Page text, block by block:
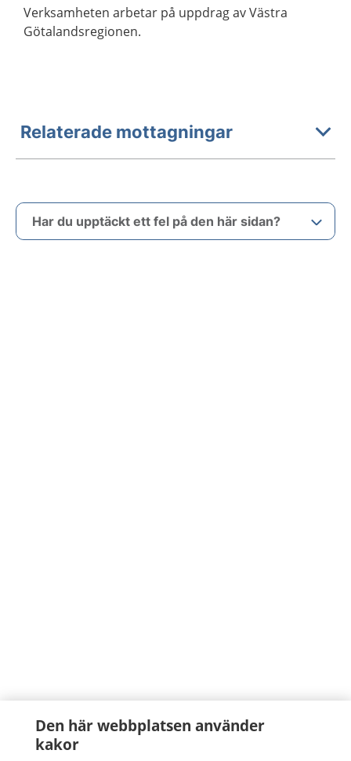
Verksamheten arbetar på uppdrag av Västra
Götalandsregionen.
Relaterade mottagningar
Har du upptäckt ett fel på den här sidan?
Den här webbplatsen använder
kakor